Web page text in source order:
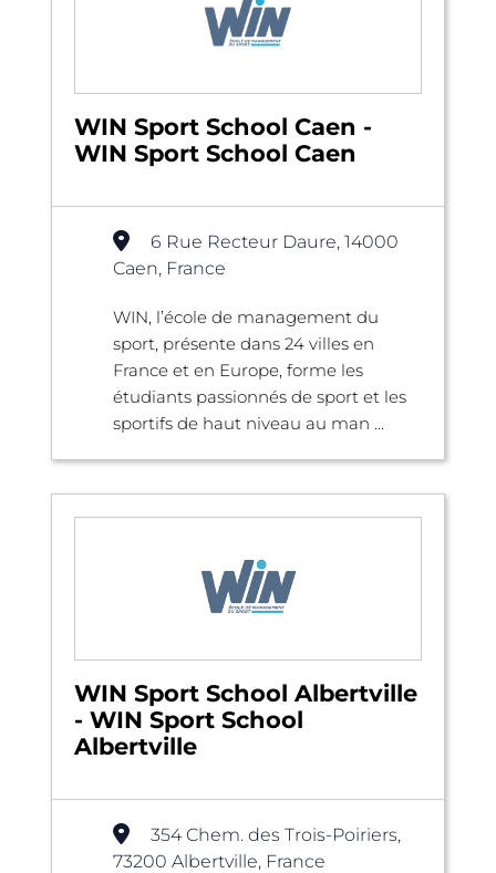
WIN Sport School Caen -
WIN Sport School Caen
6 Rue Recteur Daure, 14000
Caen, France
WIN, l’école de management du
sport, présente dans 24 villes en
France et en Europe, forme les
étudiants passionnés de sport et les
sportifs de haut niveau au man ...
WIN Sport School Albertville
- WIN Sport School
Albertville
354 Chem. des Trois-Poiriers,
73200 Albertville, France